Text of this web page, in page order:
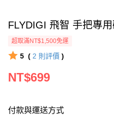
FLYDIGI 飛智 手把專
超取滿NT$1,500免運
5 ( 2 則評價 )
NT$699
付款與運送方式